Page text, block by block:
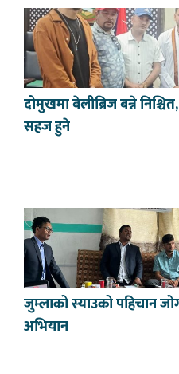
दोमुखमा बेलीब्रिज बन्ने
सहज हुने
जुम्लाको स्याउको पहिचान
अभियान